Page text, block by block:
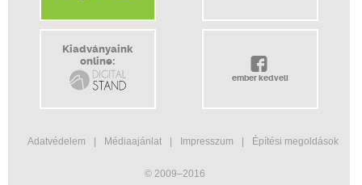
Kiadványaink
online:
ember kedveli
Adatvédelem Médiaajánlat Impresszum Építési megoldások
© 2009–2016